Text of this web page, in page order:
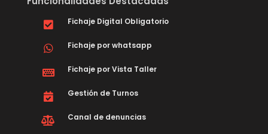
Fichaje Digital Obligatorio
Fichaje por whatsapp
Fichaje por Vista Taller
Gestión de Turnos
Canal de denuncias